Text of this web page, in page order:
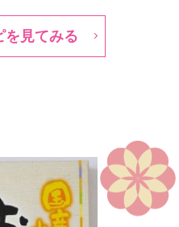
を見てみる